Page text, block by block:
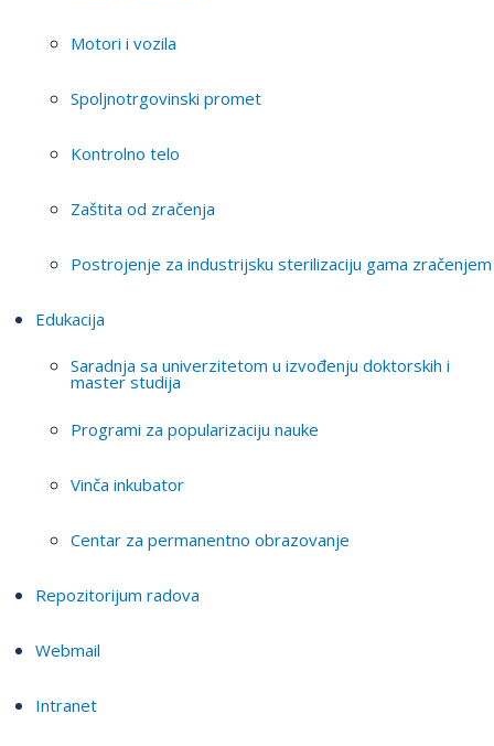
Motori i vozila
Spoljnotrgovinski promet
Kontrolno telo
Zaštita od zračenja
Postrojenje za industrijsku sterilizaciju gama zračenjem
Edukacija
Saradnja sa univerzitetom u izvođenju doktorskih i
master studija
Programi za popularizaciju nauke
Vinča inkubator
Centar za permanentno obrazovanje
Repozitorijum radova
Webmail
Intranet